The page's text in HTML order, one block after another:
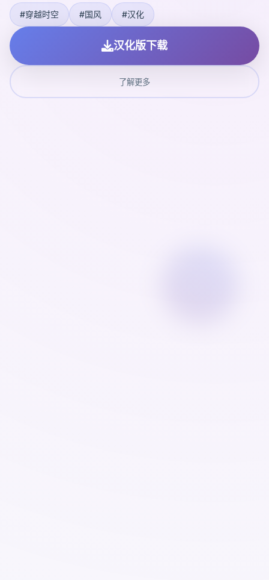
#穿越时空 #国风 #汉化
汉化版下载
了解更多